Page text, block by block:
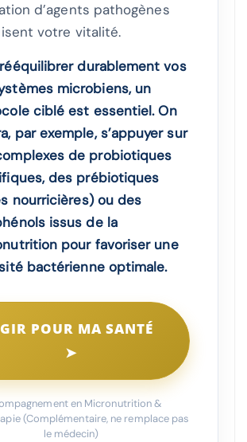
d’agents pathogènes
votre vitalité.
durablement vos
microbiens, un
ciblé est essentiel. On
par exemple, s’appuyer sur
de probiotiques
des prébiotiques
nourricières) ou des
issus de la
pour favoriser une
bactérienne optimale.
POUR MA SANTÉ
➤
en Micronutrition &
(Complémentaire, ne remplace pas
le médecin)